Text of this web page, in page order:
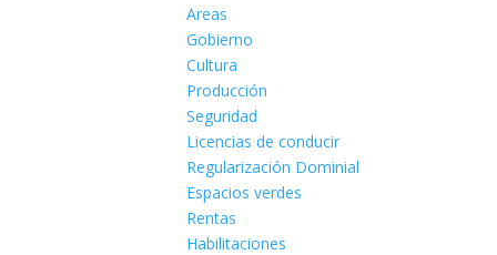
Areas
Gobierno
Cultura
Producción
Seguridad
Licencias de conducir
Regularización Dominial
Espacios verdes
Rentas
Habilitaciones